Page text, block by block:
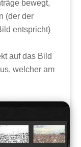
bewegt,
(der der
entspricht)
auf das Bild
welcher am